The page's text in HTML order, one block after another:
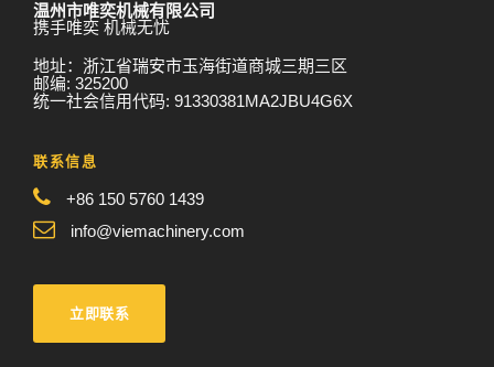
温州市唯奕机械有限公司
携手唯奕 机械无忧
地址：浙江省瑞安市玉海街道商城三期三区
邮编: 325200
统一社会信用代码: 91330381MA2JBU4G6X
联系信息
+86 150 5760 1439
info@viemachinery.com
立即联系